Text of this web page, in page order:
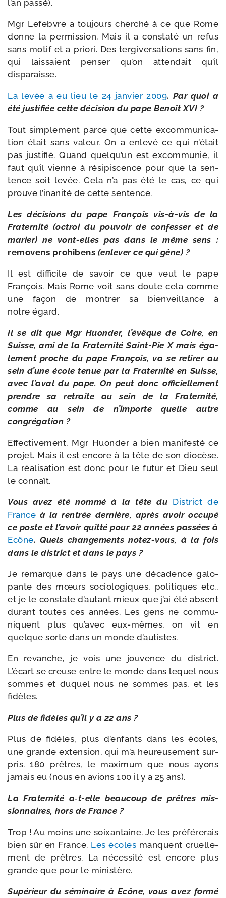
l’an passé).
Mgr Lefebvre a tou­jours cher­ché à ce que Rome
donne la per­mis­sion. Mais il a consta­té un refus
sans motif et a prio­ri. Des ter­gi­ver­sa­tions sans fin,
qui lais­saient pen­ser qu’on atten­dait qu’il
disparaisse.
La levée a eu lieu le 24 jan­vier 2009. Par quoi a
été jus­ti­fiée cette déci­sion du pape Benoît XVI ?
Tout sim­ple­ment parce que cette excom­mu­ni­ca­
tion était sans valeur. On a enle­vé ce qui n’était
pas jus­ti­fié. Quand quelqu’un est excom­mu­nié, il
faut qu’il vienne à rési­pis­cence pour que la sen­
tence soit levée. Cela n’a pas été le cas, ce qui
prouve l’inanité de cette sentence.
Les déci­sions du pape François vis-​à-​vis de la
Fraternité (octroi du pou­voir de confes­ser et de
marier) ne vont-​elles pas dans le même sens :
remo­vens pro­hi­bens (enle­ver ce qui gêne) ?
Il est dif­fi­cile de savoir ce que veut le pape
François. Mais Rome voit sans doute cela comme
une façon de mon­trer sa bien­veillance à
notre égard.
Il se dit que Mgr Huonder, l’évêque de Coire, en
Suisse, ami de la Fraternité Saint-​Pie X mais éga­
le­ment proche du pape François, va se reti­rer au
sein d’une école tenue par la Fraternité en Suisse,
avec l’aval du pape. On peut donc offi­ciel­le­ment
prendre sa retraite au sein de la Fraternité,
comme au sein de n’importe quelle autre
congrégation ?
Effectivement, Mgr Huonder a bien mani­fes­té ce
pro­jet. Mais il est encore à la tête de son dio­cèse.
La réa­li­sa­tion est donc pour le futur et Dieu seul
le connaît.
Vous avez été nom­mé à la tête du District de
France à la ren­trée der­nière, après avoir occu­pé
ce poste et l’avoir quit­té pour 22 années pas­sées à
Ecône. Quels chan­ge­ments notez-​vous, à la fois
dans le dis­trict et dans le pays ?
Je remarque dans le pays une déca­dence galo­
pante des mœurs socio­lo­giques, poli­tiques etc.,
et je le constate d’autant mieux que j’ai été absent
durant toutes ces années. Les gens ne com­mu­
niquent plus qu’avec eux-​mêmes, on vit en
quelque sorte dans un monde d’autistes.
En revanche, je vois une jou­vence du dis­trict.
L’écart se creuse entre le monde dans lequel nous
sommes et duquel nous ne sommes pas, et les
fidèles.
Plus de fidèles qu’il y a 22 ans ?
Plus de fidèles, plus d’enfants dans les écoles,
une grande exten­sion, qui m’a heu­reu­se­ment sur­
pris. 180 prêtres, le maxi­mum que nous ayons
jamais eu (nous en avions 100 il y a 25 ans).
La Fraternité a‑t-​elle beau­coup de prêtres mis­
sion­naires, hors de France ?
Trop ! Au moins une soixan­taine. Je les pré­fé­re­rais
bien sûr en France. Les écoles manquent cruel­le­
ment de prêtres. La néces­si­té est encore plus
grande que pour le ministère.
Supérieur du sémi­naire à Ecône, vous avez for­mé